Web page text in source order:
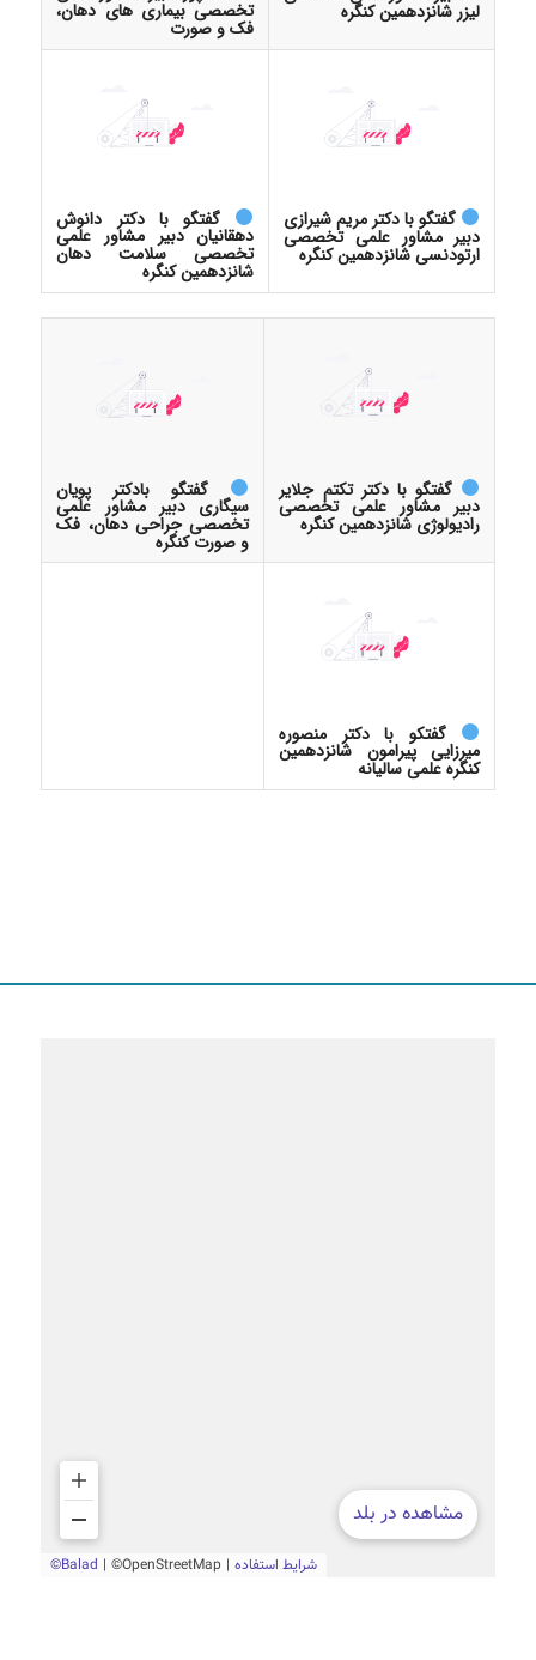
لیزر شانزدهمین کنگره تخصصی بیماری های دهان،
فک و صورت
گفتگو با دکتر مریم شیرازی
دبیر مشاور علمی تخصصی
ارتودنسی شانزدهمین کنگره
گفتگو با دکتر دانوش
دهقانیان دبیر مشاور علمی
تخصصی سلامت دهان
شانزدهمین کنگره
گفتگو با دکتر تکتم جلایر
دبیر مشاور علمی تخصصی
رادیولوژی شانزدهمین کنگره
گفتگو بادکتر پویان
سیگاری دبیر مشاور علمی
تخصصی جراحی دهان، فک
و صورت کنگره
گفتکو با دکتر منصوره
میرزایی پیرامون شانزدهمین
کنگره علمی سالیانه